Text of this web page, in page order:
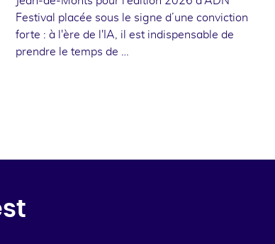
Festival placée sous le signe d’une conviction
forte : à l'ère de l'IA, il est indispensable de
prendre le temps de …